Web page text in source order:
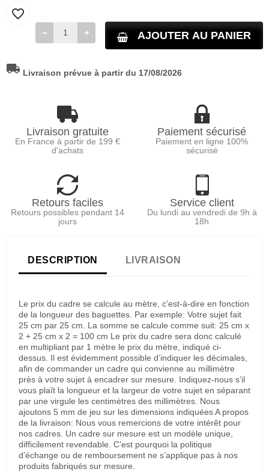
AJOUTER AU PANIER
favorite_border
local_shipping Livraison prévue à partir du 17/08/2026
Livraison gratuite
En France à partir de 199 €
d'achats
Paiement sécurisé
Paiement en ligne 100%
sécurisé
Retours faciles
Retours possibles pendant 14
jours
Service client
Du lundi au vendredi de 9h à
18h
DESCRIPTION LIVRAISON
Le prix du cadre se calcule au mètre, c’est-à-dire en fonction
de la longueur des baguettes. Par exemple: Votre sujet fait
25 cm par 25 cm. La somme se calcule comme suit: 25 cm x
2 + 25 cm x 2 = 100 cm Le prix du cadre sera donc calculé
en multipliant par 1 mètre le prix du mètre, indiqué ci-
dessus. Il est évidemment possible d’indiquer les décimales,
afin de commander un cadre qui convienne au millimètre
près à votre sujet à encadrer sur mesure. Indiquez-nous s’il
vous plaît la longueur et la largeur de votre sujet en séparant
par une virgule les centimètres des millimètres. Nous
ajoutons 5 mm de jeu sur les dimensions indiquées A propos
de la livraison: Nous vous remercions de votre intérêt pour
nos cadres. Un cadre sur mesure est un modèle unique,
difficilement revendable. C’est pourquoi la politique
d’échange ou de remboursement ne s’applique pas à nos
produits fabriqués sur mesure.